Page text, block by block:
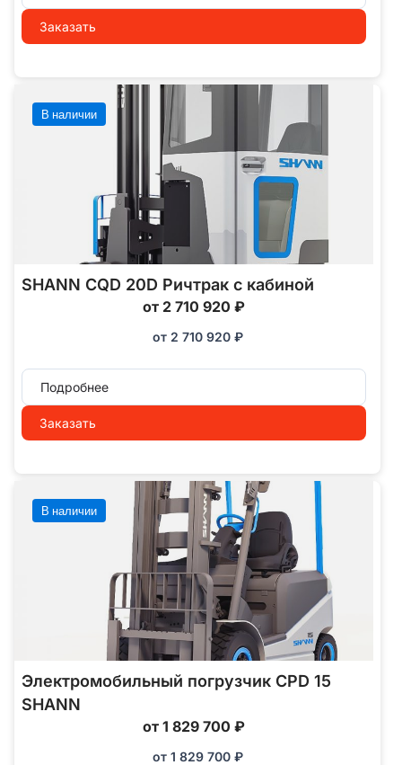
Заказать
В наличии
SHANN CQD 20D Ричтрак с кабиной
от 2 710 920 ₽
от 2 710 920 ₽
Подробнее
Заказать
В наличии
Электромобильный погрузчик CPD 15
SHANN
от 1 829 700 ₽
от 1 829 700 ₽